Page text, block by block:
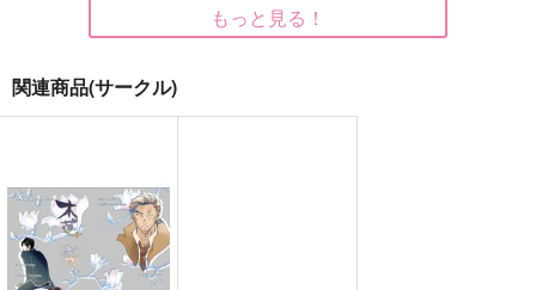
maigo。
600円（税込）
水戸洋平×三井寿
もっと見る！
関連商品(サークル)